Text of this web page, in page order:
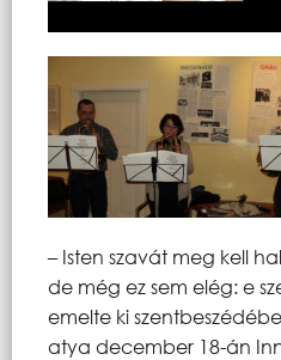
– Isten szavát meg kell
de még ez sem elég: e
emelte ki
atya december 18-án